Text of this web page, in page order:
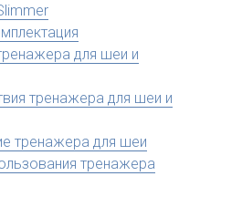
для шеи и
тренажера для шеи и
тренажера для шеи
тренажера